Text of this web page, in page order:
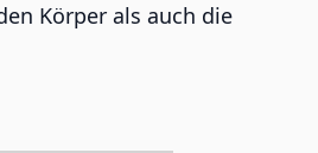
Körper als auch die